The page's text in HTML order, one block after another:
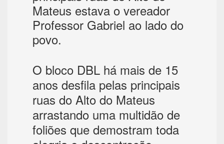
Mateus estava o vereador
Professor Gabriel ao lado do
povo.
O bloco DBL há mais de 15
anos desfila pelas principais
ruas do Alto do Mateus
arrastando uma multidão de
foliões que demostram toda